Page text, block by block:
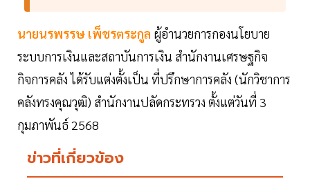
นายนรพรรษ เพ็ชรตระกูล ผู้อำนวยการกองนโยบาย
ระบบการเงินและสถาบันการเงิน สำนักงานเศรษฐกิจ
กิจการคลัง ได้รับแต่งตั้งเป็น ที่ปรึกษาการคลัง (นักวิชาการ
คลังทรงคุณวุฒิ) สำนักงานปลัดกระทรวง ตั้งแต่วันที่ 3
กุมภาพันธ์ 2568
ข่าวที่เกี่ยวข้อง